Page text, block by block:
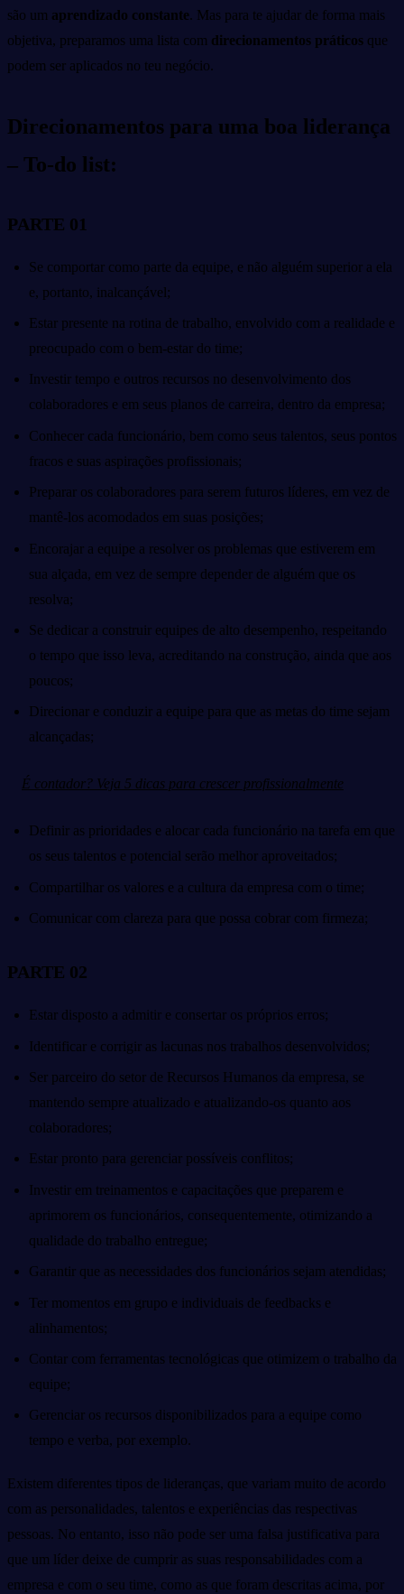
são um aprendizado constante. Mas para te ajudar de forma mais
objetiva, preparamos uma lista com direcionamentos práticos que
podem ser aplicados no teu negócio.
Direcionamentos para uma boa liderança
– To-do list:
PARTE 01
Se comportar como parte da equipe, e não alguém superior a ela
e, portanto, inalcançável;
Estar presente na rotina de trabalho, envolvido com a realidade e
preocupado com o bem-estar do time;
Investir tempo e outros recursos no desenvolvimento dos
colaboradores e em seus planos de carreira, dentro da empresa;
Conhecer cada funcionário, bem como seus talentos, seus pontos
fracos e suas aspirações profissionais;
Preparar os colaboradores para serem futuros líderes, em vez de
mantê-los acomodados em suas posições;
Encorajar a equipe a resolver os problemas que estiverem em
sua alçada, em vez de sempre depender de alguém que os
resolva;
Se dedicar a construir equipes de alto desempenho, respeitando
o tempo que isso leva, acreditando na construção, ainda que aos
poucos;
Direcionar e conduzir a equipe para que as metas do time sejam
alcançadas;
É contador? Veja 5 dicas para crescer profissionalmente
Definir as prioridades e alocar cada funcionário na tarefa em que
os seus talentos e potencial serão melhor aproveitados;
Compartilhar os valores e a cultura da empresa com o time;
Comunicar com clareza para que possa cobrar com firmeza;
PARTE 02
Estar disposto a admitir e consertar os próprios erros;
Identificar e corrigir as lacunas nos trabalhos desenvolvidos;
Ser parceiro do setor de Recursos Humanos da empresa, se
mantendo sempre atualizado e atualizando-os quanto aos
colaboradores;
Estar pronto para gerenciar possíveis conflitos;
Investir em treinamentos e capacitações que preparem e
aprimorem os funcionários, consequentemente, otimizando a
qualidade do trabalho entregue;
Garantir que as necessidades dos funcionários sejam atendidas;
Ter momentos em grupo e individuais de feedbacks e
alinhamentos;
Contar com ferramentas tecnológicas que otimizem o trabalho da
equipe;
Gerenciar os recursos disponibilizados para a equipe como
tempo e verba, por exemplo.
Existem diferentes tipos de lideranças, que variam muito de acordo
com as personalidades, talentos e experiências das respectivas
pessoas. No entanto, isso não pode ser uma falsa justificativa para
que um líder deixe de cumprir as suas responsabilidades com a
empresa e com o seu time, como as que foram descritas acima, por